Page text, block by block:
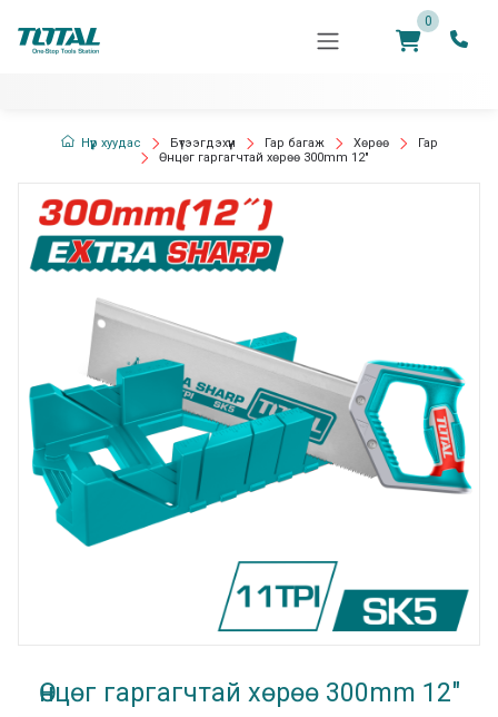
0
Нүүр хуудас Бүтээгдэхүүн Гар багаж Хөрөө
Гар
Өнцөг гаргагчтай хөрөө 300mm 12"
Өнцөг гаргагчтай хөрөө 300mm 12"